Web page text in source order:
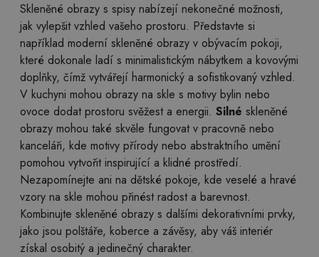
Skleněné obrazy s spisy nabízejí nekonečné možnosti,
jak vylepšit vzhled vašeho prostoru. Představte si
například moderní skleněné obrazy v obývacím pokoji,
které dokonale ladí s minimalistickým nábytkem a kovovými
doplňky, čímž vytvářejí harmonický a sofistikovaný vzhled.
V kuchyni mohou obrazy na skle s motivy bylin nebo
ovoce dodat prostoru svěžest a energii. Silné skleněné
obrazy mohou také skvěle fungovat v pracovně nebo
kanceláři, kde motivy přírody nebo abstraktního umění
pomohou vytvořit inspirující a klidné prostředí.
Nezapomínejte ani na dětské pokoje, kde veselé a hravé
vzory na skle mohou přinést radost a barevnost.
Kombinujte skleněné obrazy s dalšími dekorativními prvky,
jako jsou polštáře, koberce a závěsy, aby váš interiér
získal osobitý a jedinečný charakter.